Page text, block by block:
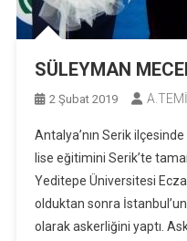
SÜLEYMAN
2 Şubat 2019
Antalya’nın Serik
lise eğitimini Serik’te
Yeditepe Üniversitesi
olduktan sonra
olarak askerliğini yaptı.